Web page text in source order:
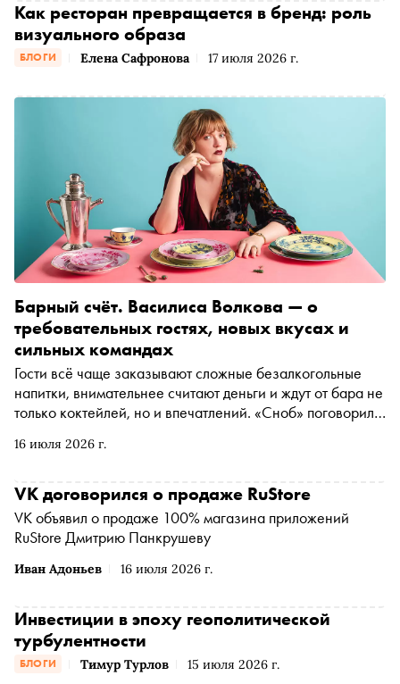
БЛОГИ Елена Сафронова 17 июля 2026 г.
Как ресторан превращается в бренд: роль
визуального образа
16 июля 2026 г.
Барный счёт. Василиса Волкова — о
требовательных гостях, новых вкусах и
сильных командах
Гости всё чаще заказывают сложные безалкогольные
напитки, внимательнее считают деньги и ждут от бара не
только коктейлей, но и впечатлений. «Сноб» поговорил с
том, почему открыть новый бар сложнее, чем удержать
концепции и зачем в условиях кадрового дефицита
выращивать команду внутри компании
Иван Адоньев 16 июля 2026 г.
VK договорился о продаже RuStore
VK объявил о продаже 100% магазина приложений
RuStore Дмитрию Панкрушеву
БЛОГИ Тимур Турлов 15 июля 2026 г.
Инвестиции в эпоху геополитической
турбулентности